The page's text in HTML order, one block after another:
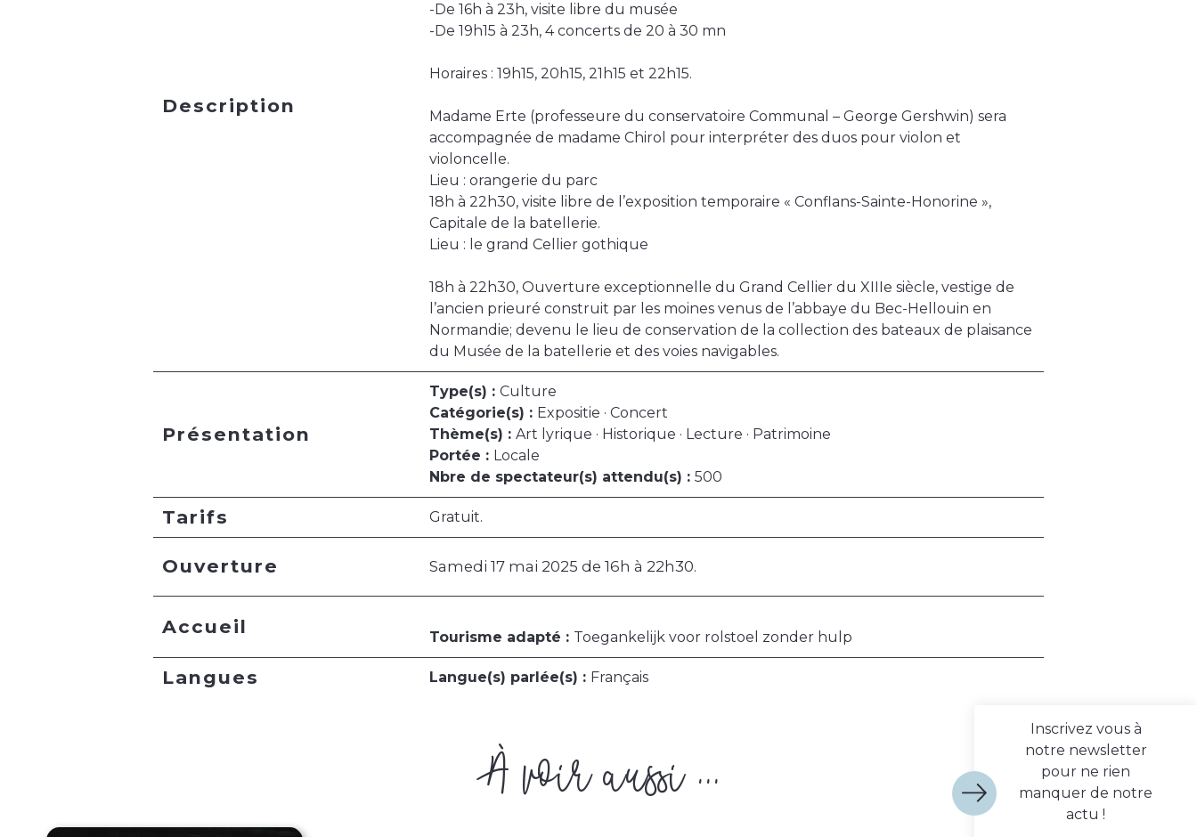
Description
-De 16h à 23h, visite libre du musée
-De 19h15 à 23h, 4 concerts de 20 à 30 mn
Horaires : 19h15, 20h15, 21h15 et 22h15.
Madame Erte (professeure du conservatoire Communal – George Gershwin) sera
accompagnée de madame Chirol pour interpréter des duos pour violon et
violoncelle.
Lieu : orangerie du parc
18h à 22h30, visite libre de l’exposition temporaire « Conflans-Sainte-Honorine »,
Capitale de la batellerie.
Lieu : le grand Cellier gothique
18h à 22h30, Ouverture exceptionnelle du Grand Cellier du XIIIe siècle, vestige de
l’ancien prieuré construit par les moines venus de l’abbaye du Bec-Hellouin en
Normandie; devenu le lieu de conservation de la collection des bateaux de plaisance
du Musée de la batellerie et des voies navigables.
Présentation
Type(s) : Culture
Catégorie(s) : Expositie · Concert
Thème(s) : Art lyrique · Historique · Lecture · Patrimoine
Portée : Locale
Nbre de spectateur(s) attendu(s) : 500
Tarifs Gratuit.
Ouverture Samedi 17 mai 2025 de 16h à 22h30.
Accueil Tourisme adapté : Toegankelijk voor rolstoel zonder hulp
Langues Langue(s) parlée(s) : Français
À voir aussi ...
Inscrivez vous à
notre newsletter
pour ne rien
manquer de notre
actu !